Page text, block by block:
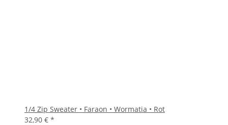
1/4 Zip Sweater • Faraon • Wormatia • Rot
32,90 € *